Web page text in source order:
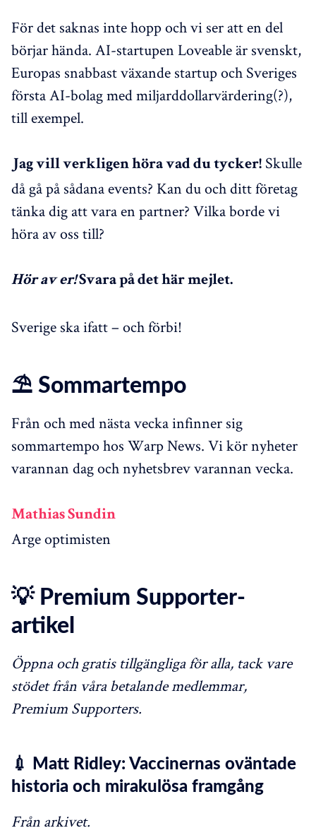
För det saknas inte hopp och vi ser att en del
börjar hända. AI-startupen Loveable är svenskt,
Europas snabbast växande startup och Sveriges
första AI-bolag med miljarddollarvärdering(?),
till exempel.
Jag vill verkligen höra vad du tycker! Skulle
då gå på sådana events? Kan du och ditt företag
tänka dig att vara en partner? Vilka borde vi
höra av oss till?
Hör av er!Svara på det här mejlet.
Sverige ska ifatt – och förbi!
⛱️ Sommartempo
Från och med nästa vecka infinner sig
sommartempo hos Warp News. Vi kör nyheter
varannan dag och nyhetsbrev varannan vecka.
Mathias Sundin
Arge optimisten
💡 Premium Supporter-
artikel
Öppna och gratis tillgängliga för alla, tack vare
stödet från våra betalande medlemmar,
Premium Supporters.
💉 Matt Ridley: Vaccinernas oväntade
historia och mirakulösa framgång
Från arkivet.